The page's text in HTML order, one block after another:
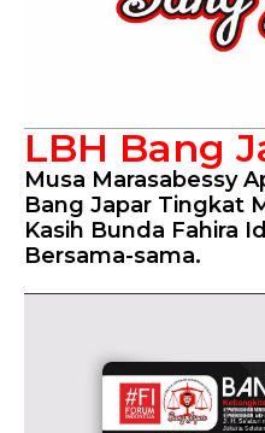
LBH Bang
Musa Marasabessy
Bang Japar Tingkat
Kasih Bunda Fahira
Bersama-sama.